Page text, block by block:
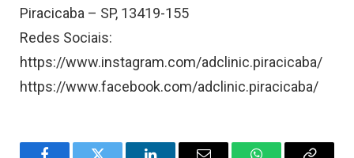
Piracicaba – SP, 13419-155
Redes Sociais:
https://www.instagram.com/adclinic.piracicaba/
https://www.facebook.com/adclinic.piracicaba/